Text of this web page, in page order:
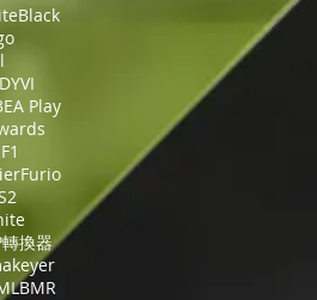
DYVI
EA Play
F1
Furio
轉換器
MR